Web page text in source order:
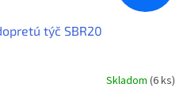
týč SBR20
Skladom (6 ks)